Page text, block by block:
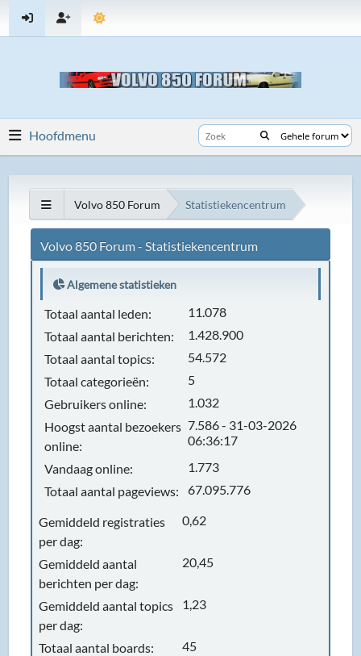
Hoofdmenu
Volvo 850 Forum Statistiekencentrum
Volvo 850 Forum - Statistiekencentrum
Algemene statistieken
Totaal aantal leden:
11.078
Totaal aantal berichten:
1.428.900
Totaal aantal topics:
54.572
Totaal categorieën:
5
Gebruikers online:
1.032
Hoogst aantal bezoekers
online:
7.586 - 31-03-2026
06:36:17
Vandaag online:
1.773
Totaal aantal pageviews:
67.095.776
Gemiddeld registraties
per dag:
0,62
Gemiddeld aantal
berichten per dag:
20,45
Gemiddeld aantal topics
per dag:
1,23
Totaal aantal boards:
45